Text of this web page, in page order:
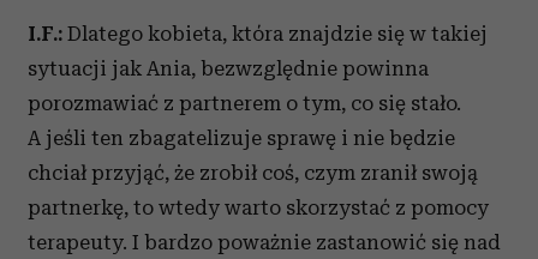
I.F.: Dlatego kobieta, która znajdzie się w takiej
sytuacji jak Ania, bezwzględnie powinna
porozmawiać z partnerem o tym, co się stało.
A jeśli ten zbagatelizuje sprawę i nie będzie
chciał przyjąć, że zrobił coś, czym zranił swoją
partnerkę, to wtedy warto skorzystać z pomocy
terapeuty. I bardzo poważnie zastanowić się nad